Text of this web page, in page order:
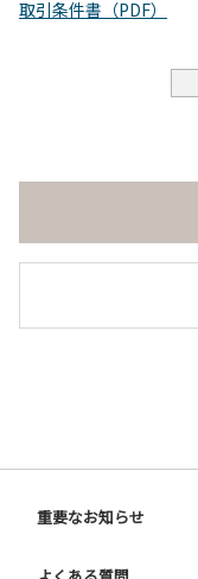
取引条件書（PDF）
重要なお知らせ